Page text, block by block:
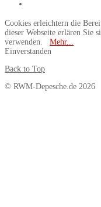
Cookies erleichtern die
dieser Webseite erlären Sie
verwenden. Mehr...
Einverstanden
Back to Top
© RWM-Depesche.de 2026